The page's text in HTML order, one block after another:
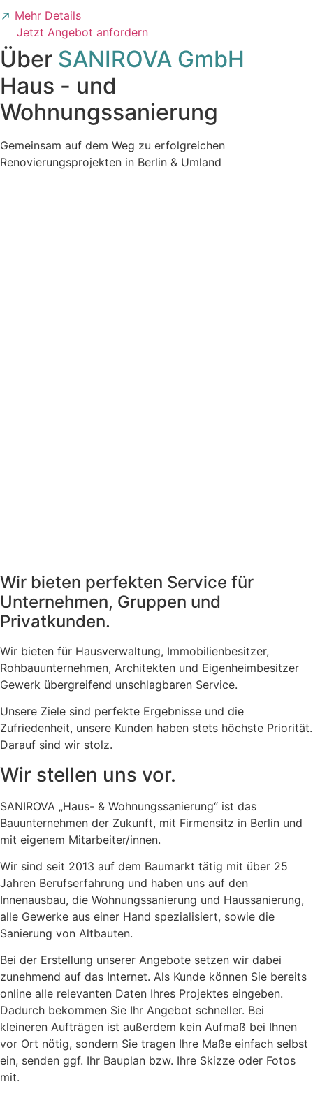
Mehr Details
Jetzt Angebot anfordern
Über SANIROVA GmbH
Haus - und
Wohnungssanierung
Gemeinsam auf dem Weg zu erfolgreichen
Renovierungsprojekten in Berlin & Umland
Wir bieten perfekten Service für
Unternehmen, Gruppen und
Privatkunden.
Wir bieten für Hausverwaltung, Immobilienbesitzer,
Rohbauunternehmen, Architekten und Eigenheimbesitzer
Gewerk übergreifend unschlagbaren Service.
Unsere Ziele sind perfekte Ergebnisse und die
Zufriedenheit, unsere Kunden haben stets höchste Priorität.
Darauf sind wir stolz.
Wir stellen uns vor.
SANIROVA „Haus- & Wohnungssanierung“ ist das
Bauunternehmen der Zukunft, mit Firmensitz in Berlin und
mit eigenem Mitarbeiter/innen.
Wir sind seit 2013 auf dem Baumarkt tätig mit über 25
Jahren Berufserfahrung und haben uns auf den
Innenausbau, die Wohnungssanierung und Haussanierung,
alle Gewerke aus einer Hand spezialisiert, sowie die
Sanierung von Altbauten.
Bei der Erstellung unserer Angebote setzen wir dabei
zunehmend auf das Internet. Als Kunde können Sie bereits
online alle relevanten Daten Ihres Projektes eingeben.
Dadurch bekommen Sie Ihr Angebot schneller. Bei
kleineren Aufträgen ist außerdem kein Aufmaß bei Ihnen
vor Ort nötig, sondern Sie tragen Ihre Maße einfach selbst
ein, senden ggf. Ihr Bauplan bzw. Ihre Skizze oder Fotos
mit.